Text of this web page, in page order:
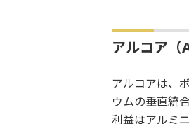
アルコア（
アルコアは、
ウムの垂直統
利益はアルミ